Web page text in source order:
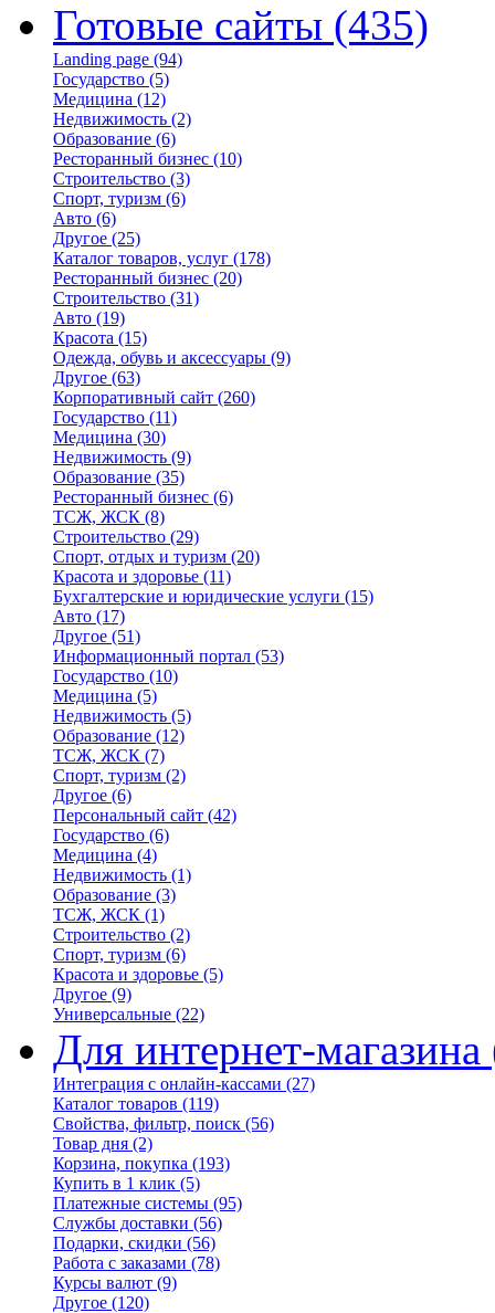
Готовые сайты (435)
Landing page (94)
Государство (5)
Медицина (12)
Недвижимость (2)
Образование (6)
Ресторанный бизнес (10)
Строительство (3)
Спорт, туризм (6)
Авто (6)
Другое (25)
Каталог товаров, услуг (178)
Ресторанный бизнес (20)
Строительство (31)
Авто (19)
Красота (15)
Одежда, обувь и аксессуары (9)
Другое (63)
Корпоративный сайт (260)
Государство (11)
Медицина (30)
Недвижимость (9)
Образование (35)
Ресторанный бизнес (6)
ТСЖ, ЖСК (8)
Строительство (29)
Спорт, отдых и туризм (20)
Красота и здоровье (11)
Бухгалтерские и юридические услуги (15)
Авто (17)
Другое (51)
Информационный портал (53)
Государство (10)
Медицина (5)
Недвижимость (5)
Образование (12)
ТСЖ, ЖСК (7)
Спорт, туризм (2)
Другое (6)
Персональный сайт (42)
Государство (6)
Медицина (4)
Недвижимость (1)
Образование (3)
ТСЖ, ЖСК (1)
Строительство (2)
Спорт, туризм (6)
Красота и здоровье (5)
Другое (9)
Универсальные (22)
Для интернет-магазина
Интеграция с онлайн-кассами (27)
Каталог товаров (119)
Свойства, фильтр, поиск (56)
Товар дня (2)
Корзина, покупка (193)
Купить в 1 клик (5)
Платежные системы (95)
Службы доставки (56)
Подарки, скидки (56)
Работа с заказами (78)
Курсы валют (9)
Другое (120)